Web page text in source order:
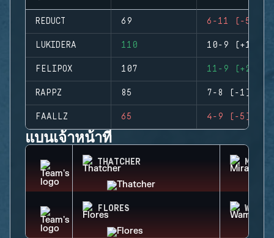
REDUCT 69 6-11 (-5)
LUKIDERA 110 10-9 (+1)
FELIPOX 107 11-9 (+2)
RAPPZ 85 7-8 (-1)
FAALLZ 65 4-9 (-5)
แบนเจ้าหน้าที่
THATCHER MIRA
FLORES WAMAI